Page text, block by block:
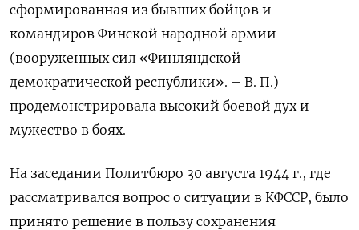
сформированная из бывших бойцов и
командиров Финской народной армии
(вооруженных сил «Финляндской
демократической республики». – В. П.)
продемонстрировала высокий боевой дух и
мужество в боях.
На заседании Политбюро 30 августа 1944 г., где
рассматривался вопрос о ситуации в КФССР, было
принято решение в пользу сохранения